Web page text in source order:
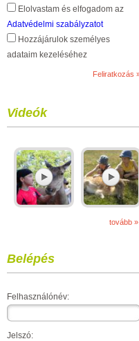
Elolvastam és elfogadom az
Adatvédelmi szabályzatot
Hozzájárulok személyes
adataim kezeléséhez
Videók
tovább »
Belépés
Felhasználónév:
Jelszó: